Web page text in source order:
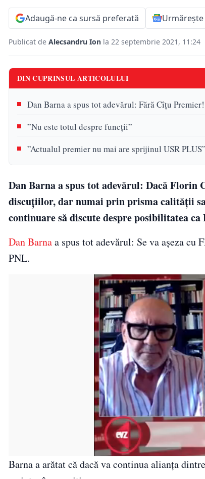
Adaugă-ne ca sursă preferată
Publicat de Alecsandru Ion la 22 septembrie 2021, 11:24
DIN CUPRINSUL ARTICOLULUI
Dan Barna a spus tot adevărul: Fără Cîțu Premier!
”Nu este totul despre funcții”
”Actualul premier nu mai are sprijinul USR PLUS”
Dan Barna a spus tot adevărul: Dacă Florin
discuțiilor, dar numai prin prisma calității
continuare să discute despre posibilitatea
Dan Barnaa spus tot adevărul: Se va așeza cu
PNL.
Barna a arătat că dacă va continua alianța